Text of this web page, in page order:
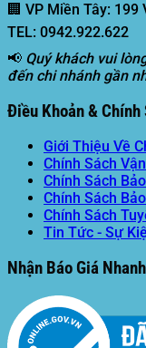
🏢 VP Miền Tây: 199
TEL: 0942.922.622
📢 Quý khách vui
đến chi nhánh gần
Điều Khoản & Chính
Giới Thiệu Về
Chính Sách
Chính Sách
Chính Sách
Chính Sách
Tin Tức - Sự
Nhận Báo Giá Nhanh